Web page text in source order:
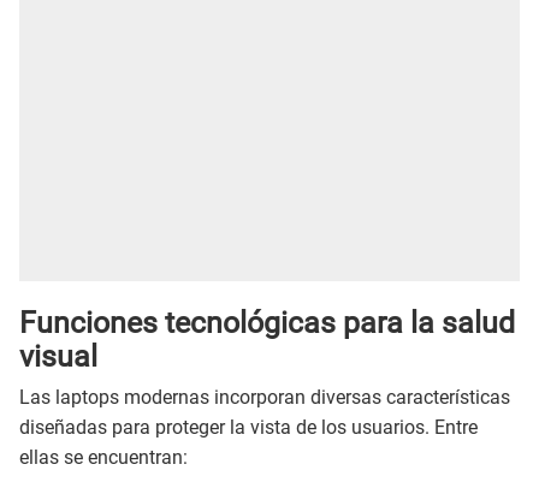
Funciones tecnológicas para la salud
visual
Las laptops modernas incorporan diversas características
diseñadas para proteger la vista de los usuarios. Entre
ellas se encuentran: